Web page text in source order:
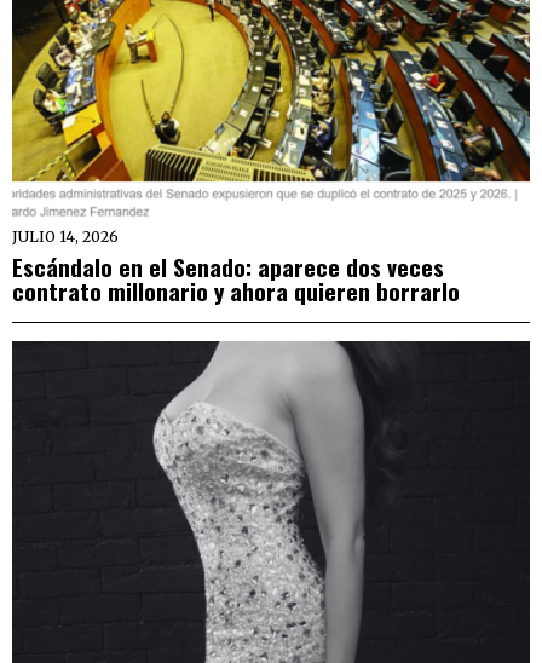
JULIO 14, 2026
Escándalo en el Senado: aparece dos veces
contrato millonario y ahora quieren borrarlo